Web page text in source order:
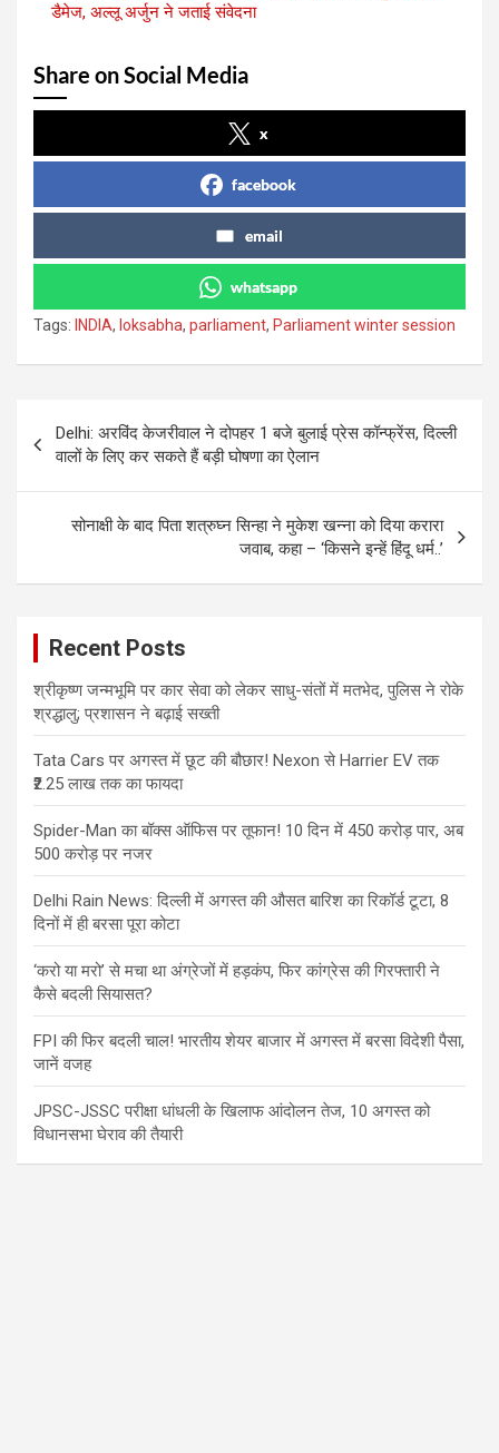
डैमेज, अल्लू अर्जुन ने जताई संवेदना
Share on Social Media
x
facebook
email
whatsapp
Tags: INDIA, loksabha, parliament, Parliament winter session
navigation
Delhi: अरविंद केजरीवाल ने दोपहर 1 बजे बुलाई प्रेस कॉन्फ्रेंस, दिल्ली
वालों के लिए कर सकते हैं बड़ी घोषणा का ऐलान
सोनाक्षी के बाद पिता शत्रुघ्न सिन्हा ने मुकेश खन्ना को दिया करारा
जवाब, कहा – ‘किसने इन्हें हिंदू धर्म..’
Recent Posts
श्रीकृष्ण जन्मभूमि पर कार सेवा को लेकर साधु-संतों में मतभेद, पुलिस ने रोके
श्रद्धालु; प्रशासन ने बढ़ाई सख्ती
Tata Cars पर अगस्त में छूट की बौछार! Nexon से Harrier EV तक
₹2.25 लाख तक का फायदा
Spider-Man का बॉक्स ऑफिस पर तूफान! 10 दिन में 450 करोड़ पार, अब
500 करोड़ पर नजर
Delhi Rain News: दिल्ली में अगस्त की औसत बारिश का रिकॉर्ड टूटा, 8
दिनों में ही बरसा पूरा कोटा
‘करो या मरो’ से मचा था अंग्रेजों में हड़कंप, फिर कांग्रेस की गिरफ्तारी ने
कैसे बदली सियासत?
FPI की फिर बदली चाल! भारतीय शेयर बाजार में अगस्त में बरसा विदेशी पैसा,
जानें वजह
JPSC-JSSC परीक्षा धांधली के खिलाफ आंदोलन तेज, 10 अगस्त को
विधानसभा घेराव की तैयारी